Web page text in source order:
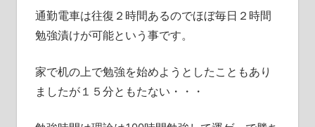
通勤電車は往復２時間あるのでほぼ毎日２時間
勉強漬けが可能という事です。
家で机の上で勉強を始めようとしたこともあり
ましたが１５分ともたない・・・